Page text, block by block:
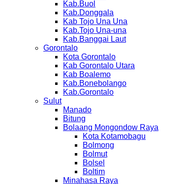
Kab.Buol
Kab.Donggala
Kab Tojo Una Una
Kab.Tojo Una-una
Kab.Banggai Laut
Gorontalo
Kota Gorontalo
Kab Gorontalo Utara
Kab Boalemo
Kab.Bonebolango
Kab.Gorontalo
Sulut
Manado
Bitung
Bolaang Mongondow Raya
Kota Kotamobagu
Bolmong
Bolmut
Bolsel
Boltim
Minahasa Raya